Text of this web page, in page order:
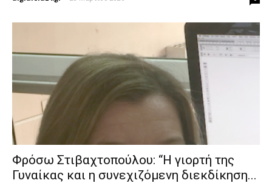
Φρόσω Στιβαχτοπούλου: “Η γιορτή της
Γυναίκας και η συνεχιζόμενη διεκδίκηση...